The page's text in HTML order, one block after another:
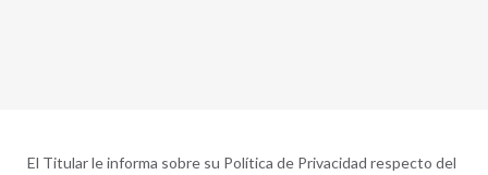
El Titular le informa sobre su Política de Privacidad respecto del